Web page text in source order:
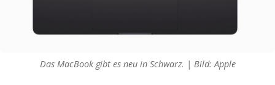
Das MacBook gibt es neu in Schwarz. | Bild: Apple